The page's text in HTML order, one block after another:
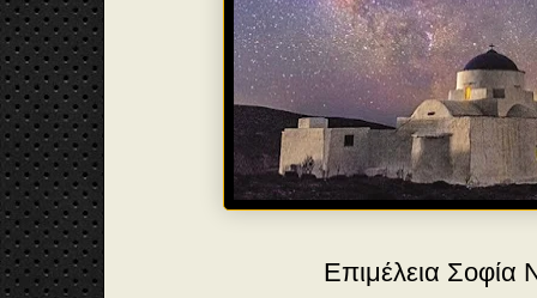
Επιμέλεια Σοφία